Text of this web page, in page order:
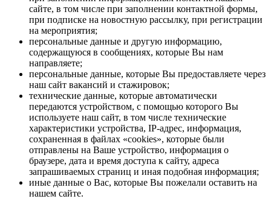
сайте, в том числе при заполнении контактной формы,
при подписке на новостную рассылку, при регистрации
на мероприятия;
персональные данные и другую информацию,
содержащуюся в сообщениях, которые Вы нам
направляете;
персональные данные, которые Вы предоставляете через
наш сайт вакансий и стажировок;
технические данные, которые автоматически
передаются устройством, с помощью которого Вы
используете наш сайт, в том числе технические
характеристики устройства, IP-адрес, информация,
сохраненная в файлах «cookies», которые были
отправлены на Ваше устройство, информация о
браузере, дата и время доступа к сайту, адреса
запрашиваемых страниц и иная подобная информация;
иные данные о Вас, которые Вы пожелали оставить на
нашем сайте.